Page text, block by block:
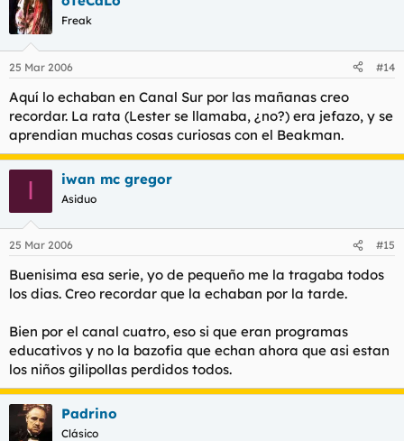
Freak
25 Mar 2006 #14
Aquí lo echaban en Canal Sur por las mañanas creo
recordar. La rata (Lester se llamaba, ¿no?) era jefazo, y se
aprendian muchas cosas curiosas con el Beakman.
I iwan mc gregor
Asiduo
25 Mar 2006 #15
Buenisima esa serie, yo de pequeño me la tragaba todos
los dias. Creo recordar que la echaban por la tarde.
Bien por el canal cuatro, eso si que eran programas
educativos y no la bazofia que echan ahora que asi estan
los niños gilipollas perdidos todos.
Padrino
Clásico